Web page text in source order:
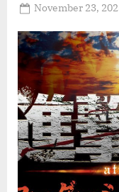
Posted
November 23,